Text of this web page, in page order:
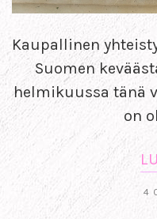
Kaupallinen
Suomen
helmikuussa tänä
on
4